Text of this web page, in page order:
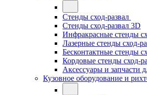
Стенды сход-развал
Стенды сход-развал 3D
Инфракрасные стенды
Лазерные стенды сход-
Бесконтактные стенды
Кордовые стенды сход-
Аксессуары и запчасти
Кузовное оборудование и